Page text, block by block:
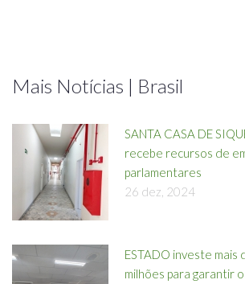
Mais Notícias | Brasil
SANTA CASA DE
recebe recursos de
parlamentares
26 dez, 2024
ESTADO investe mais
milhões para garantir o